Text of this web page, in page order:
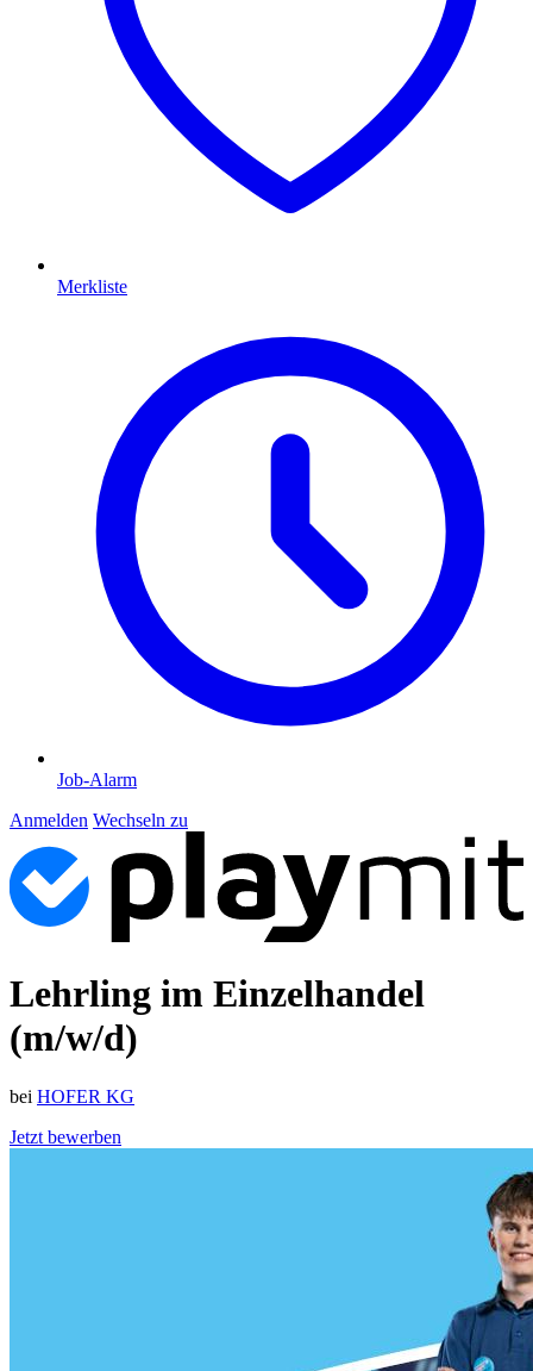
Merkliste
Job-Alarm
Anmelden Wechseln zu
Lehrling im Einzelhandel
(m/w/d)
bei HOFER KG
Jetzt bewerben